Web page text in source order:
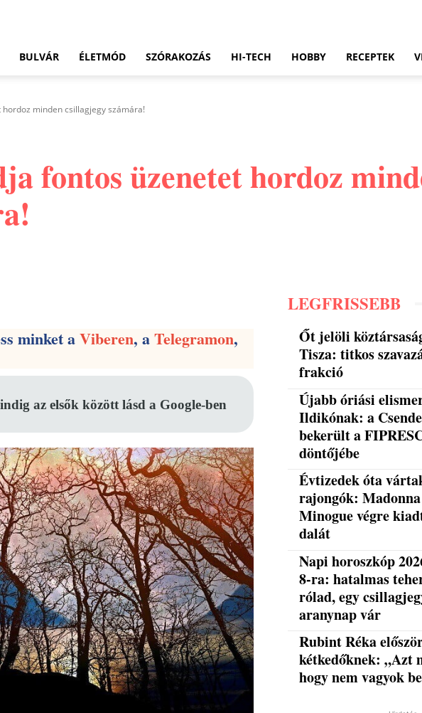
BULVÁR ÉLETMÓD SZÓRAKOZÁS HI-TECH HOBBY RECEPTEK
minden csillagjegy számára!
fontos üzenetet hordoz
minket aViberen, aTelegramon,
az elsők között lásd a Google-ben
LEGFRISSEBB
Őt jelöli
Tisza: titkos
frakció
Újabb óriási
Ildikónak: a
bekerült a
döntőjébe
Évtizedek óta
rajongók:
Minogue végre
dalát
Napi horoszkóp
8-ra: hatalmas
rólad, egy
aranynap vár
Rubint Réka
kétkedőknek: „Azt
hogy nem vagyok